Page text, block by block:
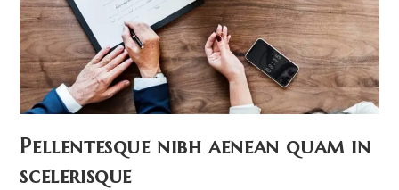
Pellentesque nibh aenean quam in
scelerisque